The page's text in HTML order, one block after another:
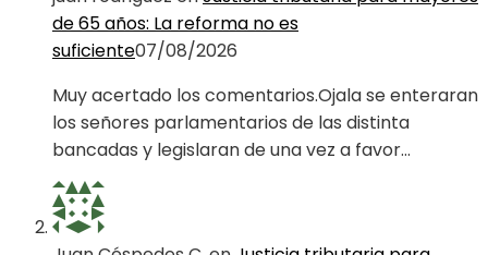
de 65 años: La reforma no es
suficiente07/08/2026
Muy acertado los comentarios.Ojala se enteraran
los señores parlamentarios de las distinta
bancadas y legislaran de una vez a favor…